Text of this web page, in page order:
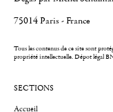
75014 Paris - France
Tous les contenus de ce site sont
propriété intellectuelle.Dépot légal
SECTIONS
Accueil